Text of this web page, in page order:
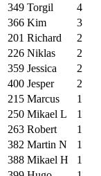
349 Torgil
4
366 Kim
3
201 Richard
2
226 Niklas
2
359 Jessica
2
400 Jesper
2
215 Marcus
1
250 Mikael L
1
263 Robert
1
382 Martin N
1
388 Mikael H
1